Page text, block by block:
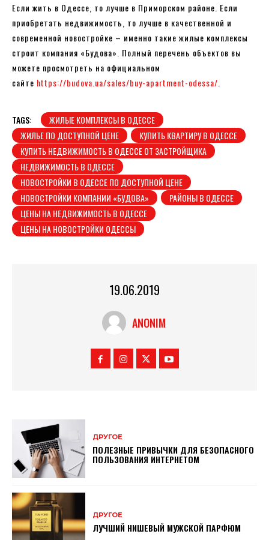
Если жить в Одессе, то лучше в Приморском районе. Если
приобретать недвижимость, то лучше в качественной и
современной новостройке – именно такие жилые комплексы
строит компания «Будова». Полный перечень объектов вы
можете просмотреть на официальном
сайте https://budova.ua/sales/buy-apartment-odessa/
TAGS:
ЖИЛЫЕ КОМПЛЕКСЫ В ОДЕССЕ
ЖИЛЬЕ ПО ДОСТУПНОЙ ЦЕНЕ
КУПИТЬ КВАРТИРУ В ОДЕССЕ
КУПИТЬ НЕДВИЖИМОСТЬ В ОДЕССЕ ОТ ЗАСТРОЙЩИКА
НЕДВИЖИМОСТЬ В ОДЕССЕ
НОВОСТРОЙКИ В ОДЕССЕ ПО ДОСТУПНОЙ ЦЕНЕ
НОВОСТРОЙКИ КОМПАНИИ «БУДОВА»
РАЙОНЫ В ОДЕССЕ
ЦЕНЫ НА НЕДВИЖИМОСТЬ В ОДЕССЕ
ЦЕНЫ НА НОВОСТРОЙКИ ОДЕССЫ
19.06.2019
ANONIM
ДРУГОЕ
ПОЛЕЗНЫЕ ПРИВЫЧКИ ДЛЯ БЕЗОПАСНОГО
ПОЛЬЗОВАНИЯ ИНТЕРНЕТОМ
ДРУГОЕ
ЛУЧШИЙ НИШЕВЫЙ МУЖСКОЙ ПАРФЮМ